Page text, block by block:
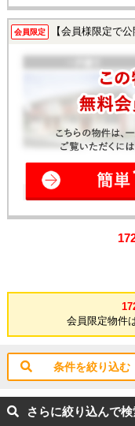
会員限定 【会員様限定で公
会員限定物件
条件を絞り込む
さらに絞り込んで